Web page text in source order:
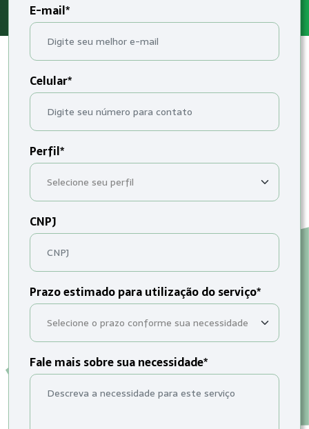
E-mail*
Celular*
Perfil*
CNPJ
Prazo estimado para utilização do serviço*
Fale mais sobre sua necessidade*